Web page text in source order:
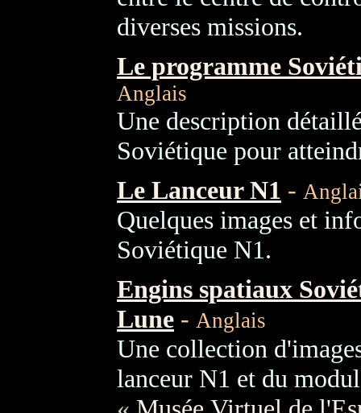
diverses missions.
Le programme
Anglais
Une description
Soviétique pour
Le Lanceur N1 -
Quelques images et
Soviétique N1.
Engins spatiaux
Lune - Anglais
Une collection
lanceur N1 et du